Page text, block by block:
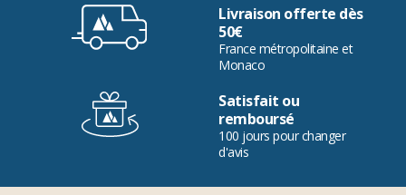
Livraison offerte dès
50€
France métropolitaine et
Monaco
Satisfait ou
remboursé
100 jours pour changer
d'avis